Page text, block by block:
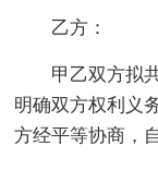
乙方：
甲乙双方拟
明确双方权利义
方经平等协商，